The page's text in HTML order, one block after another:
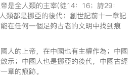
是全人類的主宰(徒14：16；詩29：
類都是挪亞的後代；創世記前十一章記
在任何一個足夠古老的文明中找到痕
人的上帝，在中國也有主權作為；中國
示；中國人也是挪亞的後代，中國古經
章的痕跡。